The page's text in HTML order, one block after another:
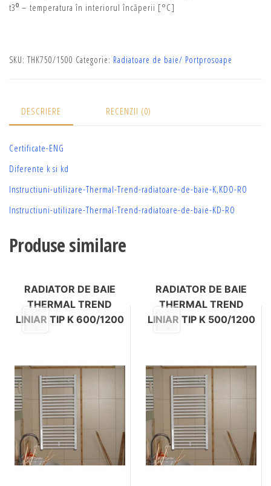
t3⁰ – temperatura în interiorul încăperii [°C]
SKU: THK750/1500 Categorie: Radiatoare de baie/ Portprosoape
DESCRIERE RECENZII (0)
Certificate-ENG
Diferente k si kd
Instructiuni-utilizare-Thermal-Trend-radiatoare-de-baie-K,KDO-RO
Instructiuni-utilizare-Thermal-Trend-radiatoare-de-baie-KD-RO
Produse similare
RADIATOR DE BAIE
THERMAL TREND
LINIAR TIP K 600/1200
RADIATOR DE BAIE
THERMAL TREND
LINIAR TIP K 500/1200